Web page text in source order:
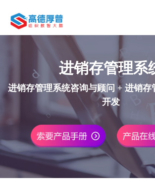
进销存管理系
进销存管理系统咨询与顾问 + 进销存
开发